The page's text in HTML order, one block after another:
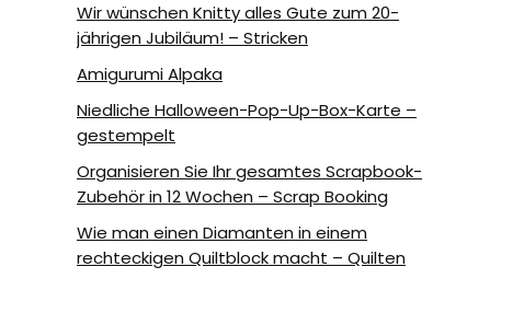
Wir wünschen Knitty alles Gute zum 20-
jährigen Jubiläum! – Stricken
Amigurumi Alpaka
Niedliche Halloween-Pop-Up-Box-Karte –
gestempelt
Organisieren Sie Ihr gesamtes Scrapbook-
Zubehör in 12 Wochen – Scrap Booking
Wie man einen Diamanten in einem
rechteckigen Quiltblock macht – Quilten